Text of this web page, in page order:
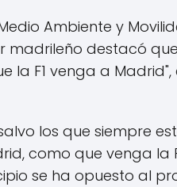
Ambiente y
destacó
F1 venga a Madrid",
los que siempre
como que venga la
se ha opuesto al